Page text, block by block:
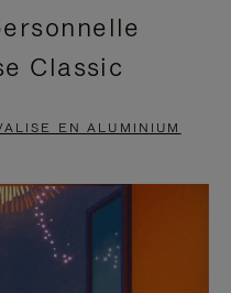
Classic
EN ALUMINIUM